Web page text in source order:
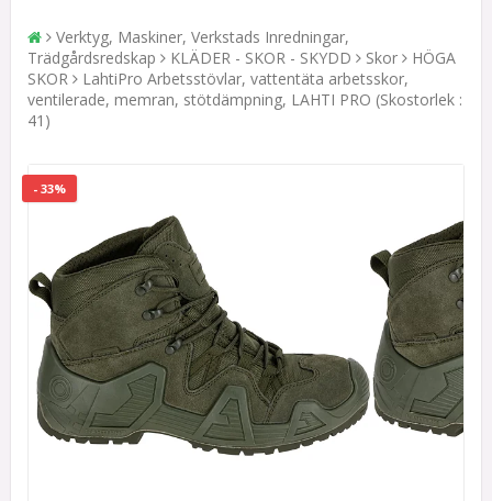
Verktyg, Maskiner, Verkstads Inredningar,
Trädgårdsredskap
KLÄDER - SKOR - SKYDD Skor
HÖGA
SKOR
LahtiPro Arbetsstövlar, vattentäta arbetsskor,
ventilerade, memran, stötdämpning, LAHTI PRO (Skostorlek :
41)
- 33%